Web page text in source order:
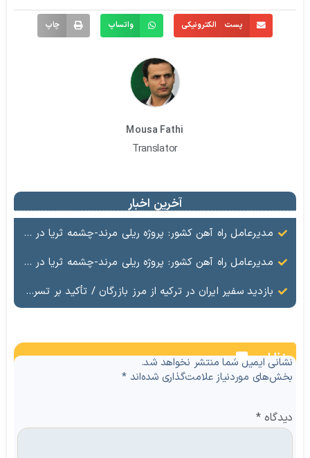
پست الکترونیکی واتساپ چاپ
Mousa Fathi
Translator
آخرین اخبار
مدیرعامل راه آهن کشور: پروژه ریلی مرند-چشمه ثریا در مرحله عقد قرارداد است
مدیرعامل راه آهن کشور: پروژه ریلی مرند-چشمه ثریا در مرحله عقد قرارداد است
بازدید سفیر ایران در ترکیه از مرز بازرگان / تأکید بر تسریع راه‌اندازی مرکز مبادلات تجاری ایران وترکیه
نظرات
نشانی ایمیل شما منتشر نخواهد شد.
بخش‌های موردنیاز علامت‌گذاری شده‌اند*
دیدگاه*